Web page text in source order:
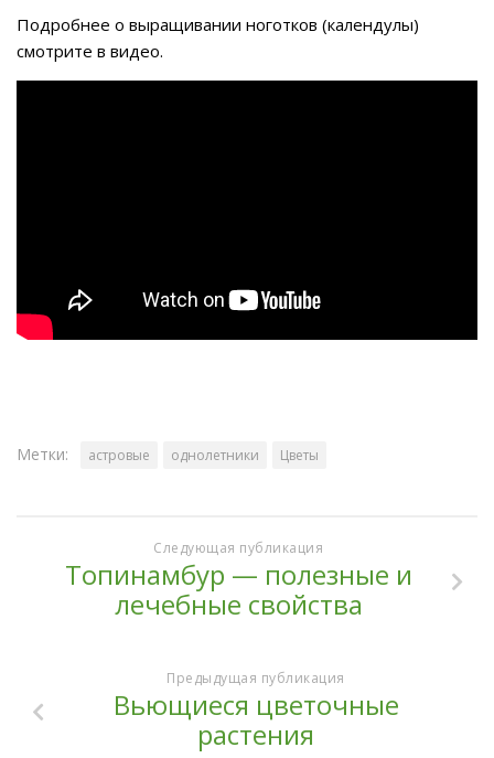
Подробнее о выращивании ноготков (календулы)
смотрите в видео.
Метки: астровые однолетники Цветы
Следующая публикация
Топинамбур — полезные и
лечебные свойства
Предыдущая публикация
Вьющиеся цветочные
растения